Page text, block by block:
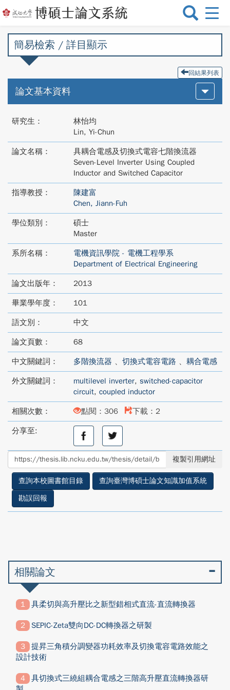
選
切
簡易檢索 / 詳目顯示
回結果列表
論文基本資料
研究生：
林怡均
Lin, Yi-Chun
論文名稱：
具耦合電感及切換式電容七階換流器
Seven-Level Inverter Using Coupled
Inductor and Switched Capacitor
指導教授：
陳建富
Chen, Jiann-Fuh
學位類別：
碩士
Master
系所名稱：
電機資訊學院 - 電機工程學系
Department of Electrical Engineering
論文出版年： 2013
畢業學年度： 101
語文別： 中文
論文頁數： 68
中文關鍵詞： 多階換流器 、 切換式電容電路 、 耦合電感
外文關鍵詞： multilevel inverter, switched-capacitor
circuit, coupled inductor
相關次數： 點閱：306 下載：2
分享至:
分
至
facebook
分
享
至
twitter
複製引用網址
查詢本校圖書館目錄
查詢臺灣博碩士論文知識加值系統
勘誤回報
相關論文
具柔切與高升壓比之新型錯相式直流-直流轉換器
SEPIC-Zeta雙向DC-DC轉換器之研製
提昇三角積分調變器功耗效率及切換電容電路效能之
設計技術
具切換式三繞組耦合電感之三階高升壓直流轉換器研